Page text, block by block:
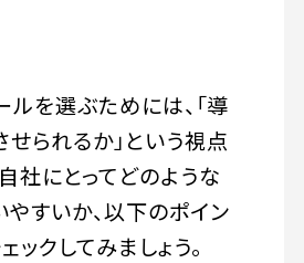
を選ぶためには、「導
られるか」という視点
社にとってどのような
すいか、以下のポイン
ックしてみましょう。